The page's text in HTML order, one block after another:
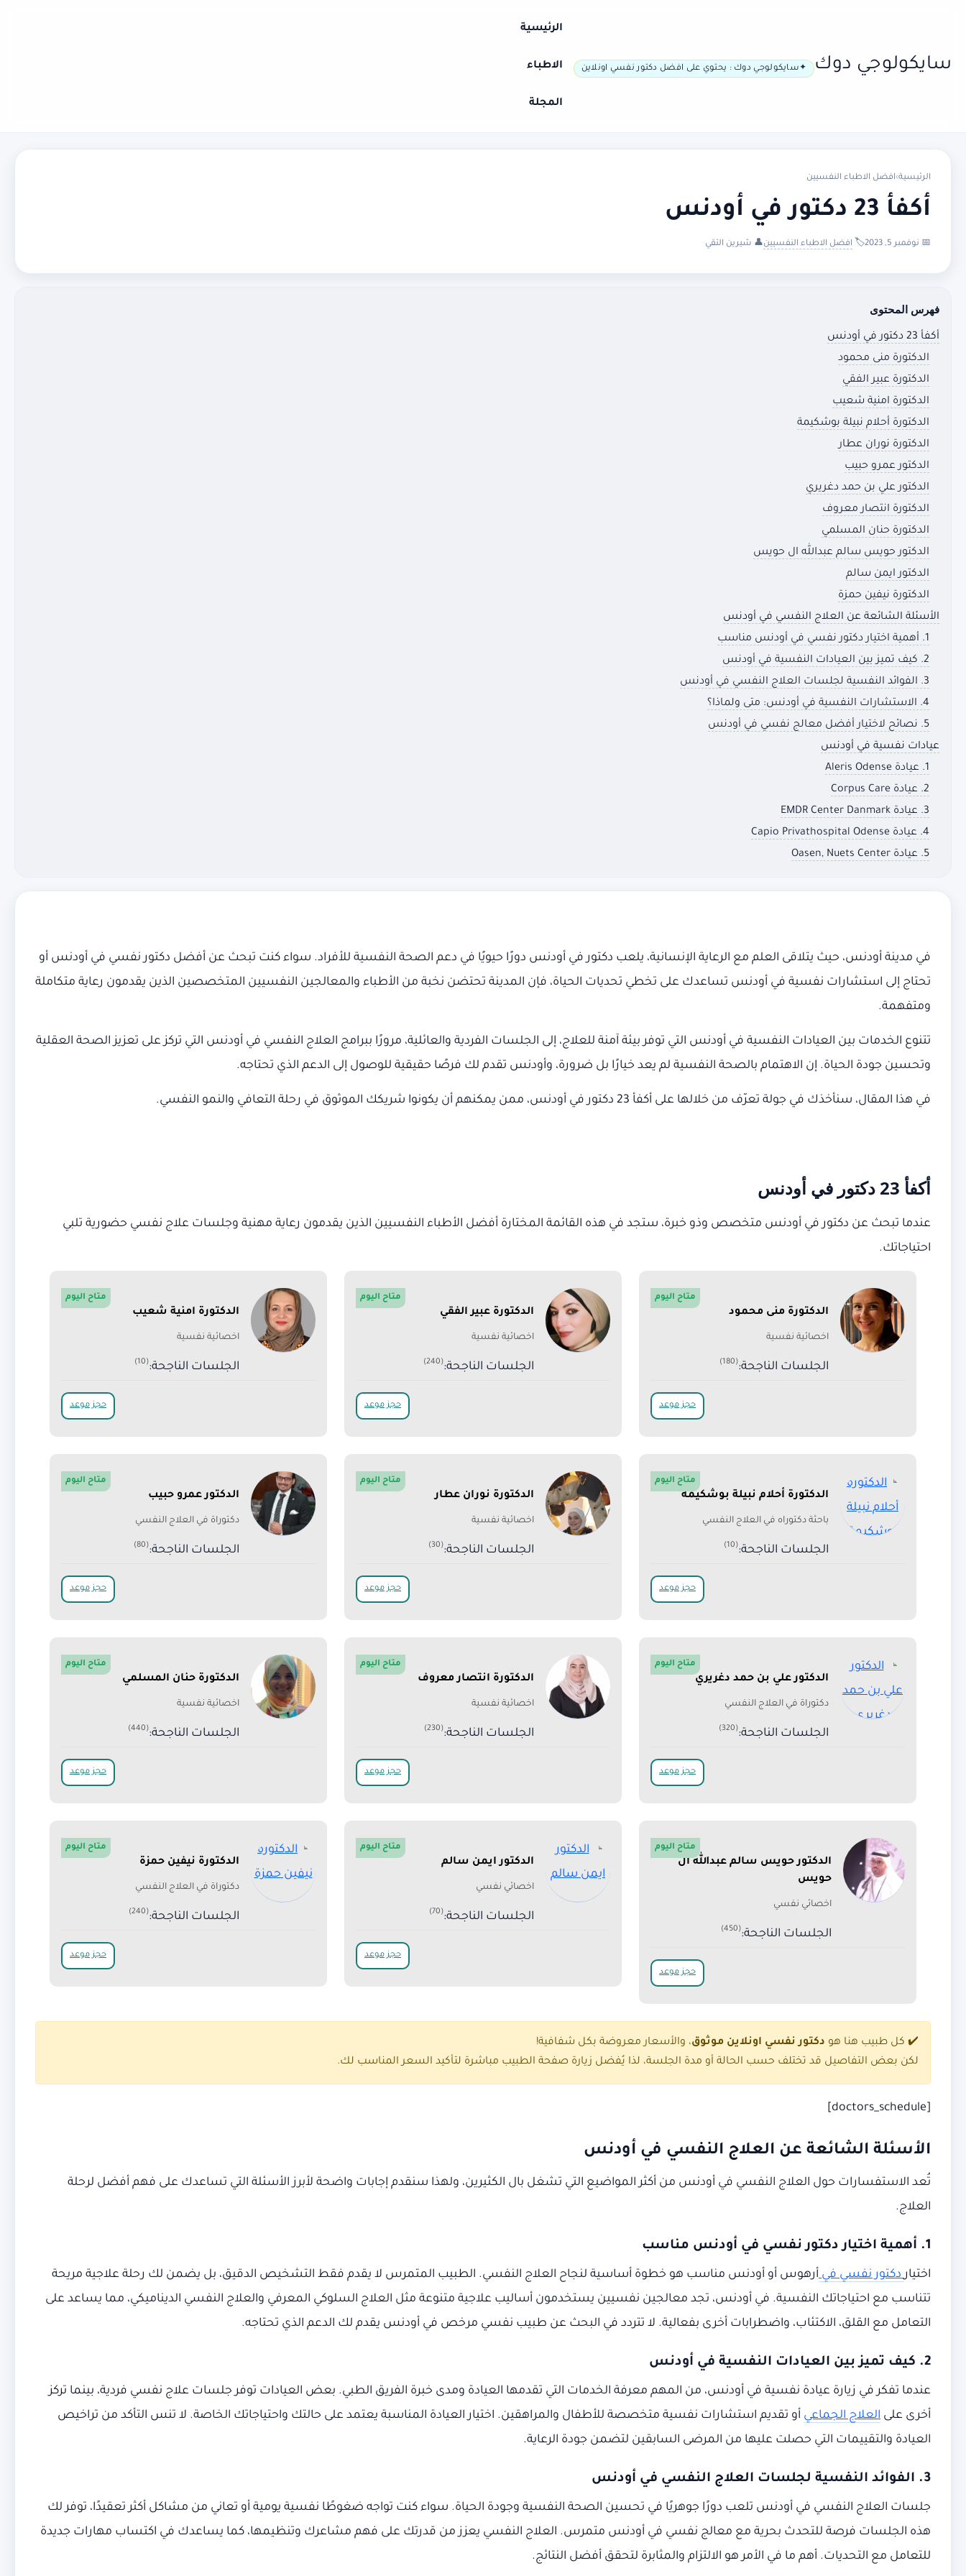
سايكولوجي دوك سايكولوجي دوك : يحتوي على افضل دكتور نفسي اونلاين
الرئيسية
الاطباء
المجلة
الرئيسية›افضل الاطباء النفسيين
أكفأ 23 دكتور في أودنس
📅 نوفمبر 5, 2023 🏷️ افضل الاطباء النفسيين👤 شيرين التقي
فهرس المحتوى
أكفأ 23 دكتور في أودنس
الدكتورة منى محمود
الدكتورة عبير الفقي
الدكتورة امنية شعيب
الدكتورة أحلام نبيلة بوشكيمة
الدكتورة نوران عطار
الدكتور عمرو حبيب
الدكتور علي بن حمد دغريري
الدكتورة انتصار معروف
الدكتورة حنان المسلمي
الدكتور حويس سالم عبدالله ال حويس
الدكتور ايمن سالم
الدكتورة نيفين حمزة
الأسئلة الشائعة عن العلاج النفسي في أودنس
1. أهمية اختيار دكتور نفسي في أودنس مناسب
2. كيف تميز بين العيادات النفسية في أودنس
3. الفوائد النفسية لجلسات العلاج النفسي في أودنس
4. الاستشارات النفسية في أودنس: متى ولماذا؟
5. نصائح لاختيار أفضل معالج نفسي في أودنس
عيادات نفسية في أودنس
1. عيادة Aleris Odense
2. عيادة Corpus Care
3. عيادة EMDR Center Danmark
4. عيادة Capio Privathospital Odense
5. عيادة Oasen, Nuets Center
في مدينة أودنس، حيث يتلاقى العلم مع الرعاية الإنسانية، يلعب دكتور في أودنس دورًا حيويًا في دعم الصحة النفسية للأفراد. سواء كنت تبحث عن أفضل دكتور نفسي في أودنس أو
تحتاج إلى استشارات نفسية في أودنس تساعدك على تخطي تحديات الحياة، فإن المدينة تحتضن نخبة من الأطباء والمعالجين النفسيين المتخصصين الذين يقدمون رعاية متكاملة
ومتفهمة.
تتنوع الخدمات بين العيادات النفسية في أودنس التي توفر بيئة آمنة للعلاج، إلى الجلسات الفردية والعائلية، مرورًا ببرامج العلاج النفسي في أودنس التي تركز على تعزيز الصحة العقلية
وتحسين جودة الحياة. إن الاهتمام بالصحة النفسية لم يعد خيارًا بل ضرورة، وأودنس تقدم لك فرصًا حقيقية للوصول إلى الدعم الذي تحتاجه.
في هذا المقال، سنأخذك في جولة تعرّف من خلالها على أكفأ 23 دكتور في أودنس، ممن يمكنهم أن يكونوا شريكك الموثوق في رحلة التعافي والنمو النفسي.
أكفأ 23 دكتور في أودنس
عندما تبحث عن دكتور في أودنس متخصص وذو خبرة، ستجد في هذه القائمة المختارة أفضل الأطباء النفسيين الذين يقدمون رعاية مهنية وجلسات علاج نفسي حضورية تلبي
احتياجاتك.
الدكتورة منى محمود
اخصائية نفسية
الجلسات الناجحة:(180)
متاح اليوم
حجز موعد
الدكتورة عبير الفقي
اخصائية نفسية
الجلسات الناجحة:(240)
متاح اليوم
حجز موعد
الدكتورة امنية شعيب
اخصائية نفسية
الجلسات الناجحة:(10)
متاح اليوم
حجز موعد
الدكتورة أحلام نبيلة بوشكيمة
باحثة دكتوراه في العلاج النفسي
الجلسات الناجحة:(10)
متاح اليوم
حجز موعد
الدكتورة نوران عطار
اخصائية نفسية
الجلسات الناجحة:(30)
متاح اليوم
حجز موعد
الدكتور عمرو حبيب
دكتوراة في العلاج النفسي
الجلسات الناجحة:(80)
متاح اليوم
حجز موعد
الدكتور علي بن حمد دغريري
دكتوراة في العلاج النفسي
الجلسات الناجحة:(320)
متاح اليوم
حجز موعد
الدكتورة انتصار معروف
اخصائية نفسية
الجلسات الناجحة:(230)
متاح اليوم
حجز موعد
الدكتورة حنان المسلمي
اخصائية نفسية
الجلسات الناجحة:(440)
متاح اليوم
حجز موعد
الدكتور حويس سالم عبدالله ال
حويس
اخصائي نفسي
الجلسات الناجحة:(450)
متاح اليوم
حجز موعد
الدكتور ايمن سالم
اخصائي نفسي
الجلسات الناجحة:(70)
متاح اليوم
حجز موعد
الدكتورة نيفين حمزة
دكتوراة في العلاج النفسي
الجلسات الناجحة:(240)
متاح اليوم
حجز موعد
✔️ كل طبيب هنا هو دكتور نفسي اونلاين موثوق، والأسعار معروضة بكل شفافية!
لكن بعض التفاصيل قد تختلف حسب الحالة أو مدة الجلسة، لذا يُفضل زيارة صفحة الطبيب مباشرة لتأكيد السعر المناسب لك.
[doctors_schedule]
الأسئلة الشائعة عن العلاج النفسي في أودنس
تُعد الاستفسارات حول العلاج النفسي في أودنس من أكثر المواضيع التي تشغل بال الكثيرين، ولهذا سنقدم إجابات واضحة لأبرز الأسئلة التي تساعدك على فهم أفضل لرحلة
العلاج.
1. أهمية اختيار دكتور نفسي في أودنس مناسب
اختياردكتور نفسي فيأرهوس أو أودنس مناسب هو خطوة أساسية لنجاح العلاج النفسي. الطبيب المتمرس لا يقدم فقط التشخيص الدقيق، بل يضمن لك رحلة علاجية مريحة
تتناسب مع احتياجاتك النفسية. في أودنس، تجد معالجين نفسيين يستخدمون أساليب علاجية متنوعة مثل العلاج السلوكي المعرفي والعلاج النفسي الديناميكي، مما يساعد على
التعامل مع القلق، الاكتئاب، واضطرابات أخرى بفعالية. لا تتردد في البحث عن طبيب نفسي مرخص في أودنس يقدم لك الدعم الذي تحتاجه.
2. كيف تميز بين العيادات النفسية في أودنس
عندما تفكر في زيارة عيادة نفسية في أودنس، من المهم معرفة الخدمات التي تقدمها العيادة ومدى خبرة الفريق الطبي. بعض العيادات توفر جلسات علاج نفسي فردية، بينما تركز
أخرى على العلاج الجماعي أو تقديم استشارات نفسية متخصصة للأطفال والمراهقين. اختيار العيادة المناسبة يعتمد على حالتك واحتياجاتك الخاصة. لا تنس التأكد من تراخيص
العيادة والتقييمات التي حصلت عليها من المرضى السابقين لتضمن جودة الرعاية.
3. الفوائد النفسية لجلسات العلاج النفسي في أودنس
جلسات العلاج النفسي في أودنس تلعب دورًا جوهريًا في تحسين الصحة النفسية وجودة الحياة. سواء كنت تواجه ضغوطًا نفسية يومية أو تعاني من مشاكل أكثر تعقيدًا، توفر لك
هذه الجلسات فرصة للتحدث بحرية مع معالج نفسي في أودنس متمرس. العلاج النفسي يعزز من قدرتك على فهم مشاعرك وتنظيمها، كما يساعدك في اكتساب مهارات جديدة
للتعامل مع التحديات. أهم ما في الأمر هو الالتزام والمثابرة لتحقق أفضل النتائج.